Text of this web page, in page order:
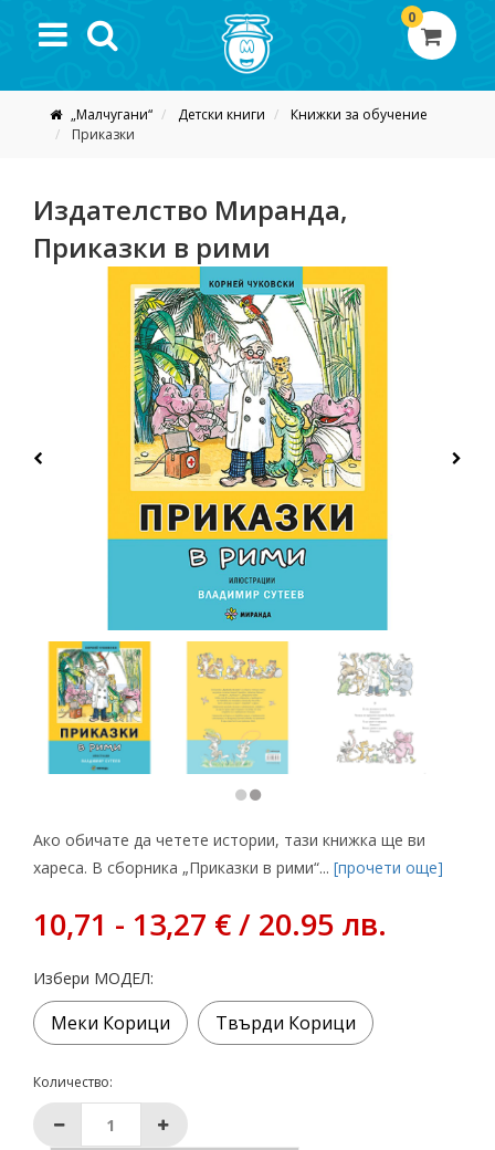
0
„Малчугани“ Детски книги
Книжки за обучение
Приказки
Издателство Миранда,
Приказки в рими
Ако обичате да четете истории, тази книжка ще ви
хареса. В сборника „Приказки в рими“... [прочети още]
10,71 - 13,27 € / 20.95 лв.
Избери МОДЕЛ:
Меки Корици Твърди Корици
Количество: